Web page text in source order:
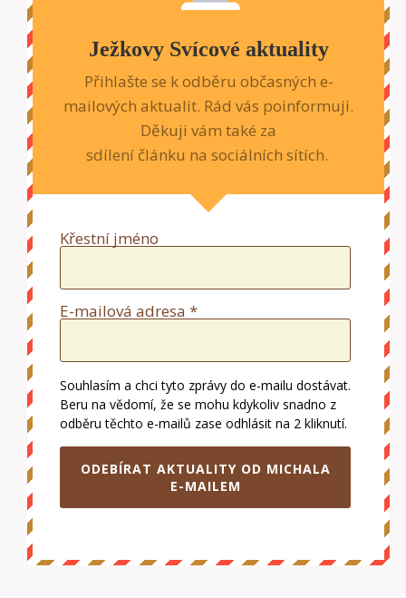
Ježkovy Svícové aktuality
Přihlašte se k odběru občasných e-
mailových aktualit. Rád vás poinformuji.
Děkuji vám také za
sdílení článku na sociálních sítích.
Křestní jméno
E-mailová adresa *
Souhlasím a chci tyto zprávy do e-mailu dostávat.
Beru na vědomí, že se mohu kdykoliv snadno z
odběru těchto e-mailů zase odhlásit na 2 kliknutí.
ODEBÍRAT AKTUALITY OD MICHALA
E-MAILEM